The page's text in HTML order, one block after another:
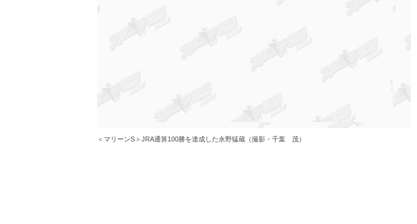
＜マリーンS＞JRA通算100勝を達成した永野猛蔵（撮影・千葉 茂）